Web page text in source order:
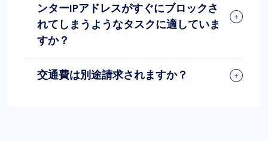
ンターIPアドレスがすぐにブロックさ
れてしまうようなタスクに適していま
すか？
交通費は別途請求されますか？